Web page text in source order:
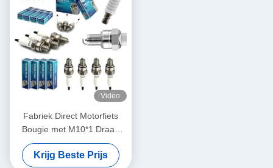
Video
Fabriek Direct Motorfiets
Bougie met M10*1 Draad
12,7 mm Bereik en 16 mm
Zeskant voor Groothandel
Krijg Beste Prijs